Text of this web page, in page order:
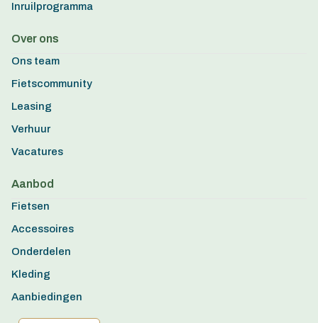
Inruilprogramma
Over ons
Ons team
Fietscommunity
Leasing
Verhuur
Vacatures
Aanbod
Fietsen
Accessoires
Onderdelen
Kleding
Aanbiedingen